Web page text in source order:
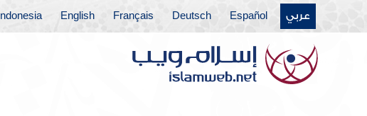
عربي Español
Deutsch
Français
English
Indonesia